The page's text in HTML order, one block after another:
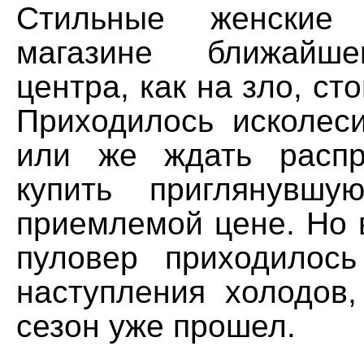
Стильные
магазине
центра, как на зло,
Приходилось
или же ждать
купить
приемлемой цене. Но
пуловер
наступления
сезон уже прошел.